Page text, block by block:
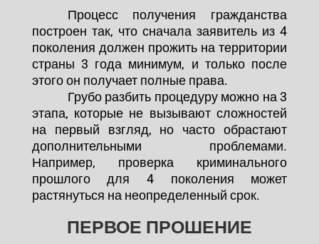
Процесс получения гражданства
построен так, что сначала заявитель из 4
поколения должен прожить на территории
страны 3 года минимум, и только после
этого он получает полные права.
Грубо разбить процедуру можно на 3
этапа, которые не вызывают сложностей
на первый взгляд, но часто обрастают
дополнительными проблемами.
Например, проверка криминального
прошлого для 4 поколения может
растянуться на неопределенный срок.
ПЕРВОЕ ПРОШЕНИЕ